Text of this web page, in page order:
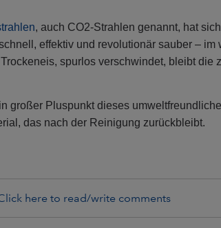
, auch CO2-Strahlen genannt, hat
effektiv und revolutionär sauber –
spurlos verschwindet, bleibt die
großer Pluspunkt dieses
das nach der Reinigung zurückbleibt.
here to read/write comments